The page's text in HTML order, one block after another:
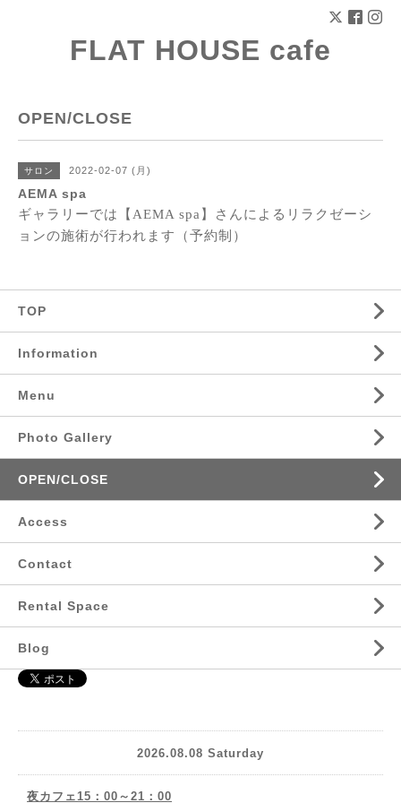
FLAT HOUSE cafe
OPEN/CLOSE
サロン 2022-02-07 (月)
AEMA spa
ギャラリーでは【 AEMA spa 】さんによるリラクゼーシ
ョンの施術が行われます（予約制）
TOP
Information
Menu
Photo Gallery
OPEN/CLOSE
Access
Contact
Rental Space
Blog
2026.08.08 Saturday
夜カフェ15：00～21：00